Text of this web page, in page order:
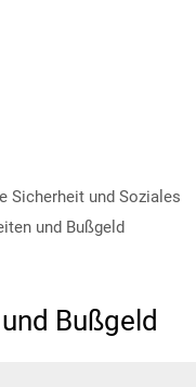
Sicherheit und Soziales
und Bußgeld
Bußgeld